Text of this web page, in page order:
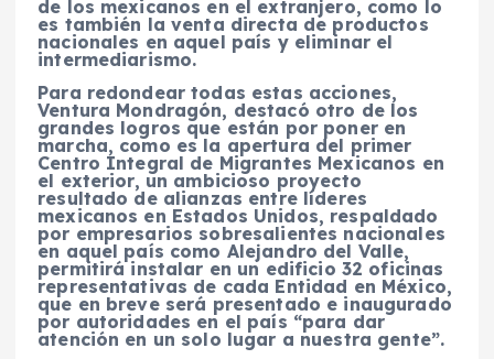
de los mexicanos en el extranjero, como lo
es también la venta directa de productos
nacionales en aquel país y eliminar el
intermediarismo.
Para redondear todas estas acciones,
Ventura Mondragón, destacó otro de los
grandes logros que están por poner en
marcha, como es la apertura del primer
Centro Integral de Migrantes Mexicanos en
el exterior, un ambicioso proyecto
resultado de alianzas entre líderes
mexicanos en Estados Unidos, respaldado
por empresarios sobresalientes nacionales
en aquel país como Alejandro del Valle,
permitirá instalar en un edificio 32 oficinas
representativas de cada Entidad en México,
que en breve será presentado e inaugurado
por autoridades en el país “para dar
atención en un solo lugar a nuestra gente”.